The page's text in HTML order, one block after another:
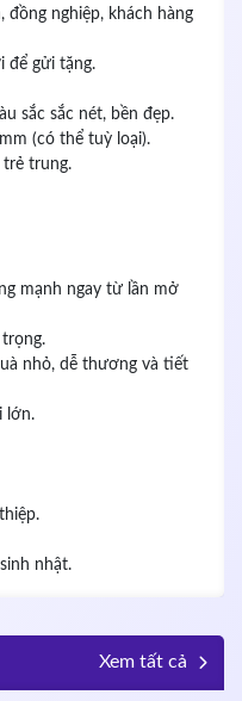
đồng nghiệp, khách hàng
để gửi tặng.
sắc sắc nét, bền đẹp.
(có thể tuỳ loại).
trẻ trung.
mạnh ngay từ lần mở
trọng.
nhỏ, dễ thương và tiết
lớn.
nhật.
Xem tất cả